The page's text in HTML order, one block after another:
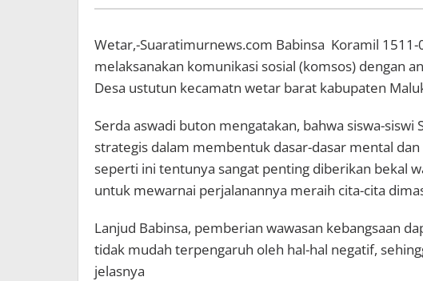
Wetar,-Suaratimurnews.com Babinsa Koramil
melaksanakan komunikasi sosial (komsos) dengan
Desa ustutun kecamatn wetar barat kabupaten
Serda aswadi buton mengatakan, bahwa siswa-siswi
strategis dalam membentuk dasar-dasar mental
seperti ini tentunya sangat penting diberikan bekal
untuk mewarnai perjalanannya meraih cita-cita
Lanjud Babinsa, pemberian wawasan kebangsaan
tidak mudah terpengaruh oleh hal-hal negatif,
jelasnya